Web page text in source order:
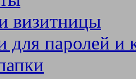
визитницы
паролей и